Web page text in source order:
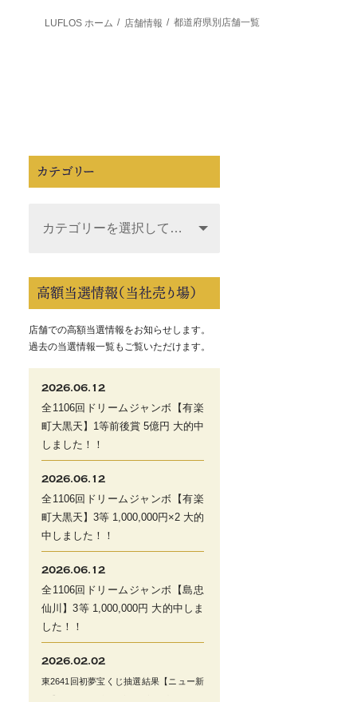
LUFLOS ホーム 店舗情報 都道府県別店舗一覧
カテゴリー
高額当選情報（当社売り場）
店舗での高額当選情報をお知らせします。
過去の当選情報一覧もご覧いただけます。
2026.06.12
全1106回ドリームジャンボ【有楽
町大黒天】1等前後賞 5億円 大的中
しました！！
2026.06.12
全1106回ドリームジャンボ【有楽
町大黒天】3等 1,000,000円×2 大的
中しました！！
2026.06.12
全1106回ドリームジャンボ【島忠
仙川】3等 1,000,000円 大的中しま
した！！
2026.02.02
東2641回初夢宝くじ抽選結果【ニュー新